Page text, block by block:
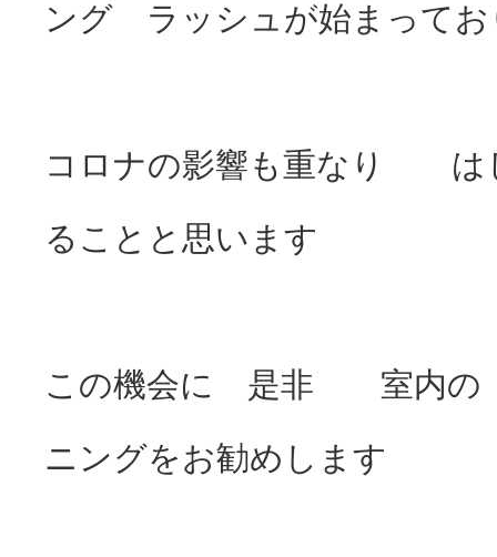
ング ラッシュが始まってお
コロナの影響も重なり は
ることと思います
この機会に 是非 室内の
ニングをお勧めします